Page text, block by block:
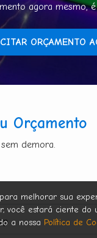
agora mesmo,
ORÇAMENTO
Orçamento
demora.
melhorar sua
você estará ciente do
a nossa Política de